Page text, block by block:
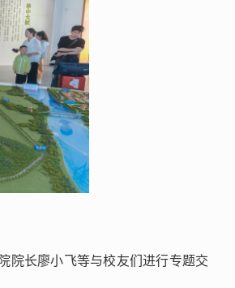
院长廖小飞等与校友们进行专题交